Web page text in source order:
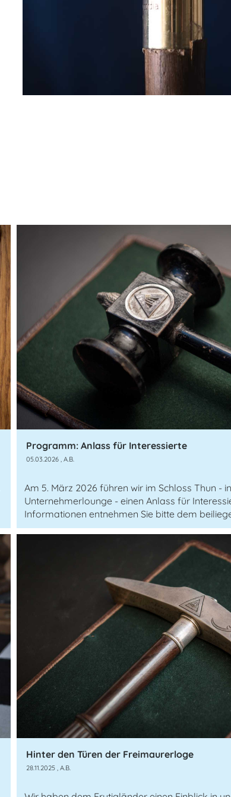
Programm: Anlass für Interessierte
05.03.2026, A.B.
Am 5. März 2026 führen wir im Schloss Thun -
Unternehmerlounge - einen Anlass für
Informationen entnehmen Sie bitte dem
Hinter den Türen der Freimaurerloge
28.11.2025, A.B.